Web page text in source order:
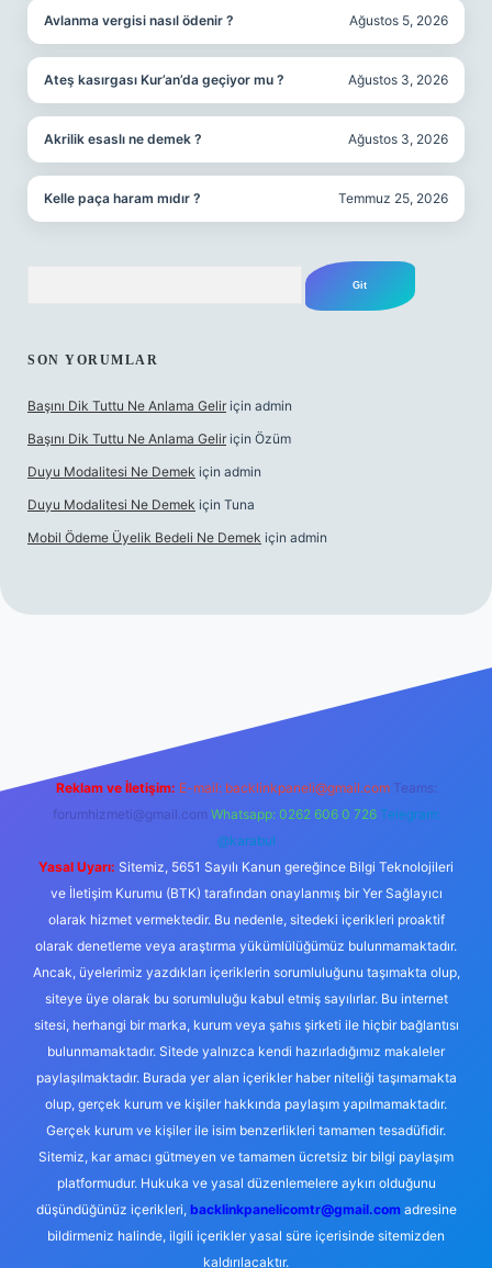
Avlanma vergisi nasıl ödenir ? Ağustos 5, 2026
Ateş kasırgası Kur’an’da geçiyor mu ? Ağustos 3, 2026
Akrilik esaslı ne demek ? Ağustos 3, 2026
Kelle paça haram mıdır ? Temmuz 25, 2026
SON YORUMLAR
Başını Dik Tuttu Ne Anlama Gelir için admin
Başını Dik Tuttu Ne Anlama Gelir için Özüm
Duyu Modalitesi Ne Demek için admin
Duyu Modalitesi Ne Demek için Tuna
Mobil Ödeme Üyelik Bedeli Ne Demek için admin
Reklam ve İletişim: E-mail: backlinkpaneli@gmail.com Teams:
forumhizmeti@gmail.com Whatsapp: 0262 606 0 726 Telegram:
@karabul
Yasal Uyarı: Sitemiz, 5651 Sayılı Kanun gereğince Bilgi Teknolojileri
ve İletişim Kurumu (BTK) tarafından onaylanmış bir Yer Sağlayıcı
olarak hizmet vermektedir. Bu nedenle, sitedeki içerikleri proaktif
olarak denetleme veya araştırma yükümlülüğümüz bulunmamaktadır.
Ancak, üyelerimiz yazdıkları içeriklerin sorumluluğunu taşımakta olup,
siteye üye olarak bu sorumluluğu kabul etmiş sayılırlar. Bu internet
sitesi, herhangi bir marka, kurum veya şahıs şirketi ile hiçbir bağlantısı
bulunmamaktadır. Sitede yalnızca kendi hazırladığımız makaleler
paylaşılmaktadır. Burada yer alan içerikler haber niteliği taşımamakta
olup, gerçek kurum ve kişiler hakkında paylaşım yapılmamaktadır.
Gerçek kurum ve kişiler ile isim benzerlikleri tamamen tesadüfidir.
Sitemiz, kar amacı gütmeyen ve tamamen ücretsiz bir bilgi paylaşım
platformudur. Hukuka ve yasal düzenlemelere aykırı olduğunu
düşündüğünüz içerikleri, backlinkpanelicomtr@gmail.comadresine
bildirmeniz halinde, ilgili içerikler yasal süre içerisinde sitemizden
kaldırılacaktır.